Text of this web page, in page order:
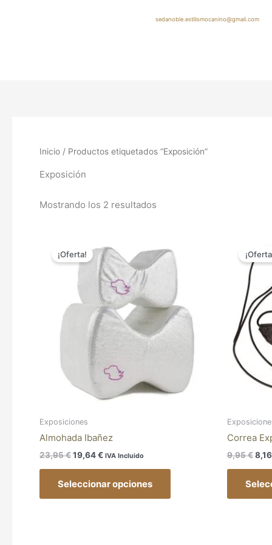
sedanoble.estilismocanino@gmail.com
Inicio / Productos etiquetados “Exposición”
Exposición
Mostrando los 2 resultados
¡Oferta!
Exposiciones
Almohada Ibañez
23,95€
precio
original
era:
23,95 €.
19,64€
precio
actual
es:
19,64 €.
IVA Incluido
Seleccionar opciones
producto
tiene
variantes.
Las
opciones
elegir
Correa
9,95€ 8,16